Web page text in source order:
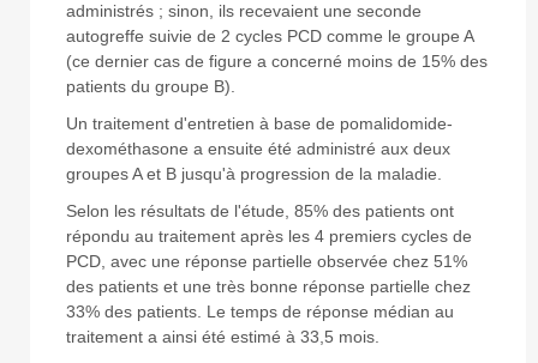
administrés ; sinon, ils recevaient une seconde
autogreffe suivie de 2 cycles PCD comme le groupe A
(ce dernier cas de figure a concerné moins de 15% des
patients du groupe B).
Un traitement d'entretien à base de pomalidomide-
dexométhasone a ensuite été administré aux deux
groupes A et B jusqu'à progression de la maladie.
Selon les résultats de l'étude, 85% des patients ont
répondu au traitement après les 4 premiers cycles de
PCD, avec une réponse partielle observée chez 51%
des patients et une très bonne réponse partielle chez
33% des patients. Le temps de réponse médian au
traitement a ainsi été estimé à 33,5 mois.